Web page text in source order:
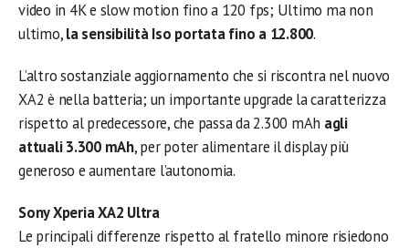
video in 4K e slow motion fino a 120 fps; Ultimo ma non
ultimo,la sensibilità Iso portata fino a 12.800.
L’altro sostanziale aggiornamento che si riscontra nel nuovo
XA2 è nella batteria; un importante upgrade la caratterizza
rispetto al predecessore, che passa da 2.300 mAh agli
attuali 3.300 mAh, per poter alimentare il display più
generoso e aumentare l’autonomia.
Sony Xperia XA2 Ultra
Le principali differenze rispetto al fratello minore risiedono